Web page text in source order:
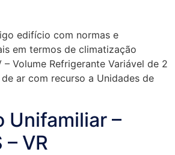
edifício com normas e
em termos de climatização
– Volume Refrigerante Variável de 2
ar com recurso a Unidades de
Unifamiliar –
– VR